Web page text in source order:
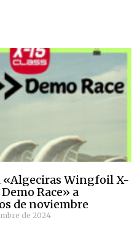
«Algeciras Wingfoil X-
Demo Race» a
de noviembre
de 2024